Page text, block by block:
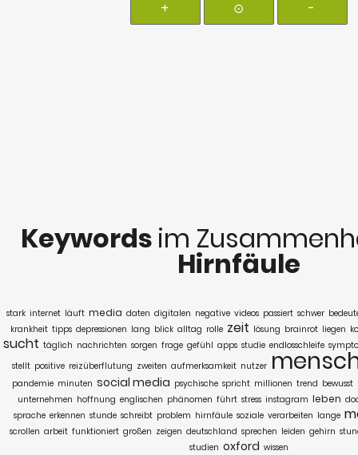
+ ⊙ -
Keywords im
Hirnfäule
stark internet läuft media daten digitalen negative videos passiert schwer
krankheit tipps depressionen lang blick alltag rolle zeit lösung brainrot liegen
sucht täglich nachrichten sorgen frage gefühl apps studie endlosschleife
stellt positive reizüberflutung zweiten aufmerksamkeit nutzer
pandemie minuten social media psychische spricht millionen trend bewusst
unternehmen hoffnung englischen phänomen führt stress instagram leben
sprache erkennen stunde schreibt problem hirnfäule soziale verarbeiten lange
scrollen arbeit funktioniert großen zeigen deutschland sprechen leiden gehirn
studien oxford wissen